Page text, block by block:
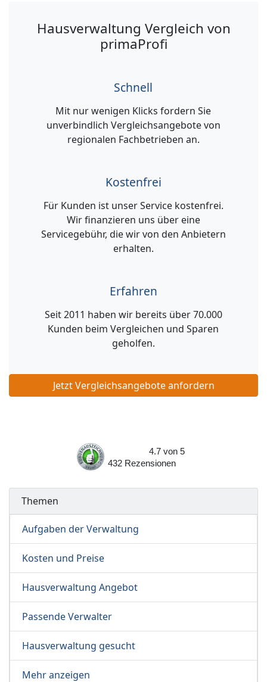
Hausverwaltung Vergleich von
primaProfi
Schnell
Mit nur wenigen Klicks fordern Sie
unverbindlich Vergleichsangebote von
regionalen Fachbetrieben an.
Kostenfrei
Für Kunden ist unser Service kostenfrei.
Wir finanzieren uns über eine
Servicegebühr, die wir von den Anbietern
erhalten.
Erfahren
Seit 2011 haben wir bereits über 70.000
Kunden beim Vergleichen und Sparen
geholfen.
Jetzt Vergleichsangebote anfordern
4.7 von 5
432
Rezensionen
Themen
Aufgaben der Verwaltung
Kosten und Preise
Hausverwaltung Angebot
Passende Verwalter
Hausverwaltung gesucht
Mehr anzeigen